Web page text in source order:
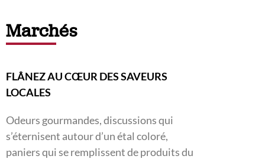
Marchés
FLÂNEZ AU CŒUR DES SAVEURS
LOCALES
Odeurs gourmandes, discussions qui
s’éternisent autour d’un étal coloré,
paniers qui se remplissent de produits du